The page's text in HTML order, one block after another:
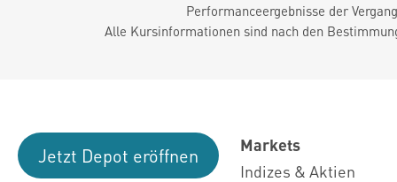
Performanceergebnisse der
Alle Kursinformationen sind nach den
Jetzt Depot eröffnen
Markets
Indizes & Aktien